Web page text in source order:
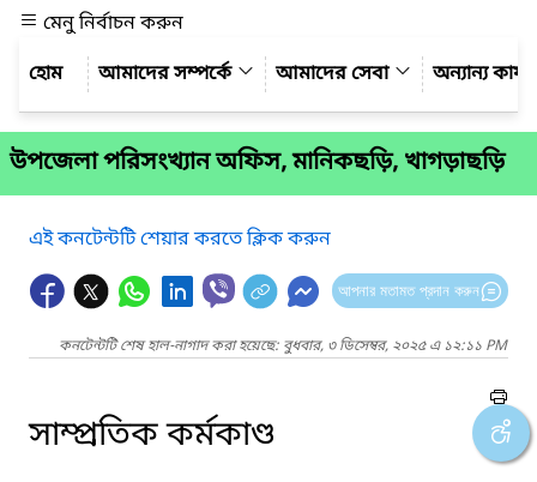
মেনু নির্বাচন করুন
আমাদের সম্পর্কে
আমাদের সেবা অন্যান্য
উপজেলা পরিসংখ্যান অফিস, মানিকছড়ি, খাগড়াছড়ি
এই কনটেন্টটি শেয়ার করতে ক্লিক করুন
আপনার মতামত প্রদান করুন
কনটেন্টটি শেষ হাল-নাগাদ করা হয়েছে: বুধবার, ৩ ডিসেম্বর, ২০২৫ এ ১২:১১ PM
সাম্প্রতিক কর্মকাণ্ড